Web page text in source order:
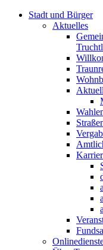
Stadt und Bürger
Aktuelles